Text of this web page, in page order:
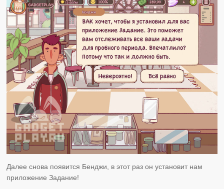
Далее снова появится Бенджи, в этот раз он установит нам
приложение Задание!